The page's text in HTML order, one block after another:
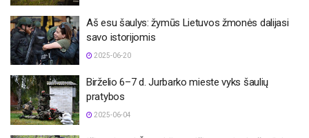
Aš esu šaulys: žymūs Lietuvos žmonės dalijasi
savo istorijomis
2025-06-20
Birželio 6–7 d. Jurbarko mieste vyks šaulių
pratybos
2025-06-04